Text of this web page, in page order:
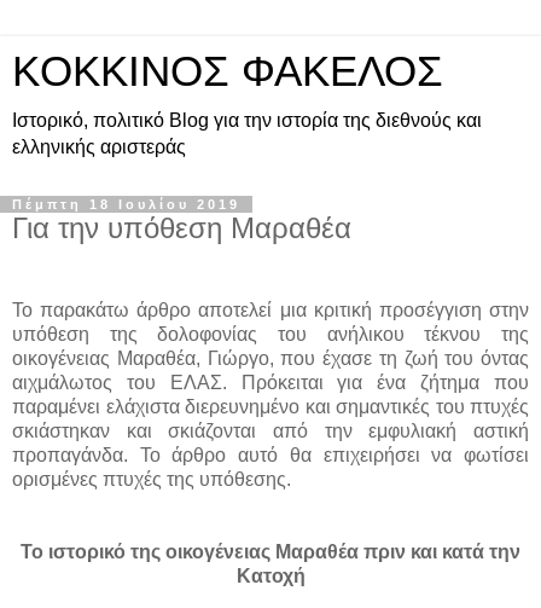
KOKKINOΣ ΦΑΚΕΛΟΣ
Ιστορικό, πολιτικό Blog για την ιστορία της διεθνούς και
ελληνικής αριστεράς
Πέμπτη 18 Ιουλίου 2019
Για την υπόθεση Μαραθέα
Το παρακάτω άρθρο αποτελεί μια κριτική προσέγγιση στην
υπόθεση της δολοφονίας του ανήλικου τέκνου της
οικογένειας Μαραθέα, Γιώργο, που έχασε τη ζωή του όντας
αιχμάλωτος του ΕΛΑΣ. Πρόκειται για ένα ζήτημα που
παραμένει ελάχιστα διερευνημένο και σημαντικές του πτυχές
σκιάστηκαν και σκιάζονται από την εμφυλιακή αστική
προπαγάνδα. Το άρθρο αυτό θα επιχειρήσει να φωτίσει
ορισμένες πτυχές της υπόθεσης.
Το ιστορικό της οικογένειας Μαραθέα πριν και κατά την
Κατοχή